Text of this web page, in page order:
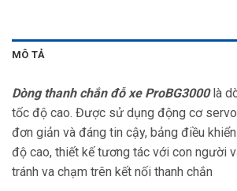
MÔ TẢ
Dòng thanh chắn đỗ xe ProBG3000là
tốc độ cao. Được sử dụng động cơ
đơn giản và đáng tin cậy, bảng điều
độ cao, thiết kế tương tác với con người
tránh va chạm trên kết nối thanh chắn